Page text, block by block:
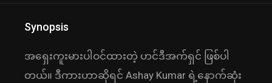
Synopsis
အရှေးကူးမားပါဝင်ထားတဲ့ ဟင်ဒီအက်ရှင် ဖြစ်ပါ
တယ်။ ဒီကားဟာဆိုရင် Ashay Kumar ရဲ့နောက်ဆုံး